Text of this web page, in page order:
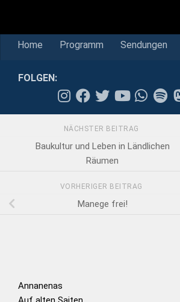
Home Programm Sendungen
FOLGEN:
NÄCHSTER BEITRAG
Baukultur und Leben in Ländlichen
Räumen
VORHERIGER BEITRAG
Manege frei!
Annanenas